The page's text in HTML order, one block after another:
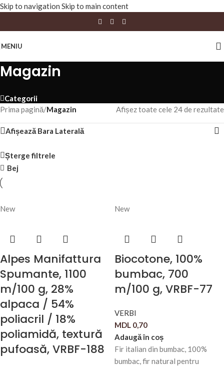
Skip to navigation Skip to main content
MENIU
Magazin
Categorii
Prima pagină/Magazin Afișez toate cele 24 de rezultate
Afișează Bara Laterală
Șterge filtrele
Bej
New
Alpes Manifattura
Spumante, 1100
m/100 g, 28%
alpaca / 54%
poliacril / 18%
poliamidă, textură
pufoasă, VRBF-188
New
Biocotone, 100%
bumbac, 700
m/100 g, VRBF-77
VERBI
MDL 0,70
Adaugă în coș
Fir italian din bumbac, 100%
bumbac, fir natural pentru